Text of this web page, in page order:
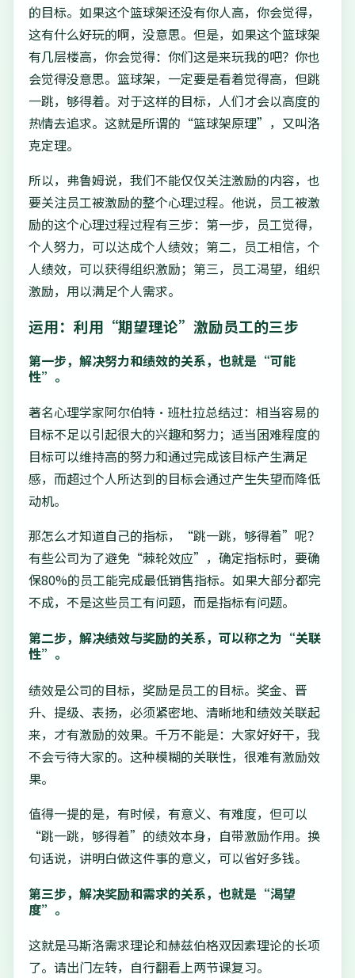
的目标。如果这个篮球架还没有你人高，你会觉得，
这有什么好玩的啊，没意思。但是，如果这个篮球架
有几层楼高，你会觉得：你们这是来玩我的吧？你也
会觉得没意思。篮球架，一定要是看着觉得高，但跳
一跳，够得着。对于这样的目标，人们才会以高度的
热情去追求。这就是所谓的“篮球架原理”，又叫洛
克定理。
所以，弗鲁姆说，我们不能仅仅关注激励的内容，也
要关注员工被激励的整个心理过程。他说，员工被激
励的这个心理过程过程有三步：第一步，员工觉得，
个人努力，可以达成个人绩效；第二，员工相信，个
人绩效，可以获得组织激励；第三，员工渴望，组织
激励，用以满足个人需求。
运用：利用“期望理论”激励员工的三步
第一步，解决努力和绩效的关系，也就是“可能
性”。
著名心理学家阿尔伯特·班杜拉总结过：相当容易的
目标不足以引起很大的兴趣和努力；适当困难程度的
目标可以维持高的努力和通过完成该目标产生满足
感，而超过个人所达到的目标会通过产生失望而降低
动机。
那怎么才知道自己的指标，“跳一跳，够得着”呢？
有些公司为了避免“棘轮效应”，确定指标时，要确
保80%的员工能完成最低销售指标。如果大部分都完
不成，不是这些员工有问题，而是指标有问题。
第二步，解决绩效与奖励的关系，可以称之为“关联
性”。
绩效是公司的目标，奖励是员工的目标。奖金、晋
升、提级、表扬，必须紧密地、清晰地和绩效关联起
来，才有激励的效果。千万不能是：大家好好干，我
不会亏待大家的。这种模糊的关联性，很难有激励效
果。
值得一提的是，有时候，有意义、有难度，但可以
“跳一跳，够得着”的绩效本身，自带激励作用。换
句话说，讲明白做这件事的意义，可以省好多钱。
第三步，解决奖励和需求的关系，也就是“渴望
度”。
这就是马斯洛需求理论和赫兹伯格双因素理论的长项
了。请出门左转，自行翻看上两节课复习。